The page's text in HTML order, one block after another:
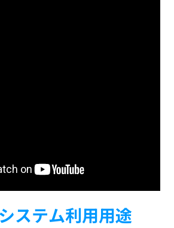
ステム利用用途